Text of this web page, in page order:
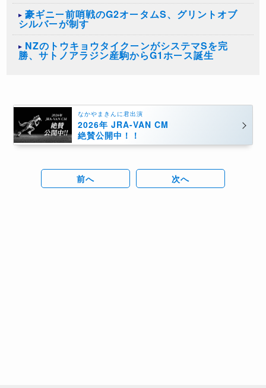
豪ギニー前哨戦のG2オータムS、グリントオブ
シルバーが制す
NZのトウキョウタイクーンがシステマSを完
勝、サトノアラジン産駒からG1ホース誕生
なかやまきんに君出演
2026年 JRA-VAN CM
絶賛公開中！！
前へ 次へ